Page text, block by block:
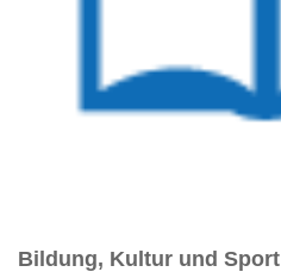
Bildung, Kultur und Sport